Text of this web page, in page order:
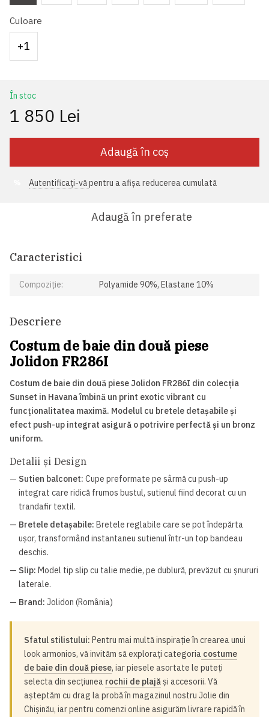
Culoare
+1
În stoc
1 850 Lei
Adaugă în coș
Autentificați-văpentru a afișa reducerea cumulată
Adaugă în preferate
Caracteristici
Compoziție: Polyamide 90%, Elastane 10%
Descriere
Costum de baie din două piese
Jolidon FR286I
Costum de baie din două piese Jolidon FR286I din colecția
Sunset in Havana îmbină un print exotic vibrant cu
funcționalitatea maximă. Modelul cu bretele detașabile și
efect push-up integrat asigură o potrivire perfectă și un bronz
uniform.
Detalii și Design
— Sutien balconet: Cupe preformate pe sârmă cu push-up
integrat care ridică frumos bustul, sutienul fiind decorat cu un
trandafir textil.
— Bretele detașabile: Bretele reglabile care se pot îndepărta
ușor, transformând instantaneu sutienul într-un top bandeau
deschis.
— Slip: Model tip slip cu talie medie, pe dublură, prevăzut cu șnururi
laterale.
— Brand: Jolidon (România)
Sfatul stilistului: Pentru mai multă inspirație în crearea unui
look armonios, vă invităm să explorați categoria costume
de baie din două piese, iar piesele asortate le puteți
selecta din secțiunea rochii de plajăși accesorii. Vă
așteptăm cu drag la probă în magazinul nostru Jolie din
Chișinău, iar pentru comenzi online asigurăm livrare rapidă în